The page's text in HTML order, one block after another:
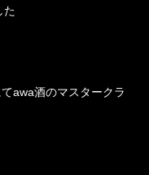
た
awa酒のマスタークラ